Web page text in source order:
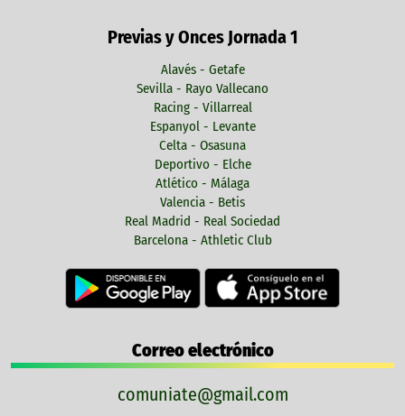
Previas y Onces Jornada 1
Alavés - Getafe
Sevilla - Rayo Vallecano
Racing - Villarreal
Espanyol - Levante
Celta - Osasuna
Deportivo - Elche
Atlético - Málaga
Valencia - Betis
Real Madrid - Real Sociedad
Barcelona - Athletic Club
Correo electrónico
comuniate@gmail.com